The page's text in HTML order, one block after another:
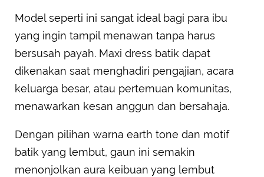
Model seperti ini sangat ideal bagi para ibu
yang ingin tampil menawan tanpa harus
bersusah payah. Maxi dress batik dapat
dikenakan saat menghadiri pengajian, acara
keluarga besar, atau pertemuan komunitas,
menawarkan kesan anggun dan bersahaja.
Dengan pilihan warna earth tone dan motif
batik yang lembut, gaun ini semakin
menonjolkan aura keibuan yang lembut